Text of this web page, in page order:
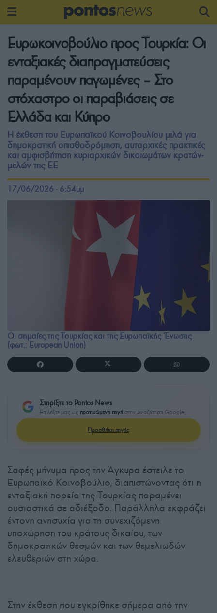
Ευρωκοινοβούλιο προς Τουρκία: Οι
ενταξιακές διαπραγματεύσεις
παραμένουν παγωμένες – Στο
στόχαστρο οι παραβιάσεις σε
Ελλάδα και Κύπρο
Η έκθεση του Ευρωπαϊκού Κοινοβουλίου μιλά για
δημοκρατική οπισθοδρόμηση, αυταρχικές πρακτικές
και αμφισβήτηση κυριαρχικών δικαιωμάτων κρατών-
μελών της ΕΕ
17/06/2026 - 6:54μμ
Οι σημαίες της Τουρκίας και της Ευρωπαϊκής Ένωσης
(φωτ.: European Union)
Στηρίξτε το Pontos News
Επιλέξτε μας ως προτιμώμενη πηγή στην Αναζήτηση Google
Προσθήκη πηγής
Σαφές μήνυμα προς την Άγκυρα έστειλε το
Ευρωπαϊκό Κοινοβούλιο, διαπιστώνοντας ότι η
ενταξιακή πορεία της Τουρκίας παραμένει
ουσιαστικά σε αδιέξοδο. Παράλληλα εκφράζει
έντονη ανησυχία για τη συνεχιζόμενη
υποχώρηση του κράτους δικαίου, των
δημοκρατικών θεσμών και των θεμελιωδών
ελευθεριών στη χώρα.
Στην έκθεση που εγκρίθηκε σήμερα από την